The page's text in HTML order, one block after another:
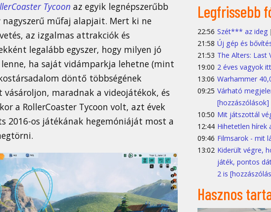
Tycoon az egyik legnépszerűbb
műfaj alapjait. Mert ki ne
az izgalmas attrakciók és
legalább egyszer, hogy milyen jó
ha saját vidámparkja lehetne (mint
döntő többségének
maradnak a videojátékok, és
a RollerCoaster Tycoon volt, azt évek
2016-os játékának hegemóniáját most a
Legfrissebb
22:56 Szét*** az ideg
21:58 Új gép és
21:53 The Alters: Last
19:00 2 éves vagyok
13:06 Warhammer
09:25 Várható
[hozzászólások]
10:50 Mit játszottál
12:44 Hihetetlen hírek
09:46 Filmsarok - mit
13:02 Kiderült végre,
játék, pontos
2 is
Hasznos